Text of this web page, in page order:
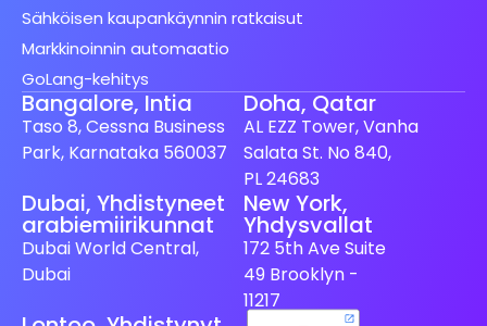
Sähköisen kaupankäynnin ratkaisut
Markkinoinnin automaatio
GoLang-kehitys
Bangalore, Intia
Taso 8, Cessna Business
Park, Karnataka 560037
Doha, Qatar
AL EZZ Tower, Vanha
Salata St. No 840,
PL 24683
Dubai, Yhdistyneet
arabiemiirikunnat
Dubai World Central,
Dubai
New York,
Yhdysvallat
172 5th Ave Suite
49 Brooklyn -
11217